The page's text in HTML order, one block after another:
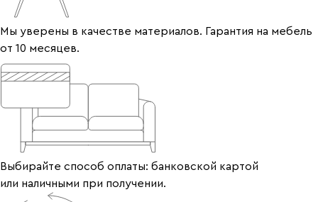
Мы уверены в качестве материалов. Гарантия на мебель
от 10 месяцев.
Выбирайте способ оплаты: банковской картой
или наличными при получении.